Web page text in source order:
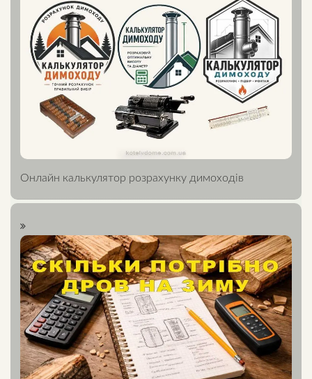
Онлайн калькулятор розрахунку димоходів